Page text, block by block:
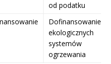
od podatku
Dofinansowanie
ekologicznych
systemów
ogrzewania